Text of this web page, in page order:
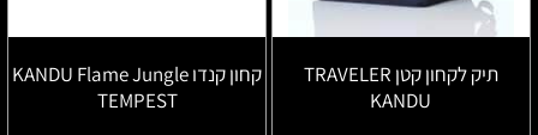
תיק לקחון קטן TRAVELER
KANDU
קחון קנדו KANDU Flame Jungle
TEMPEST